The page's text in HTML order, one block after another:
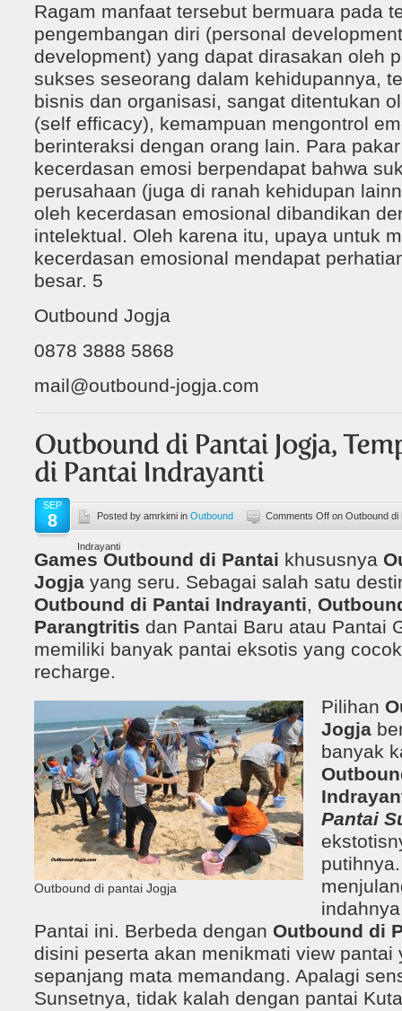
Ragam manfaat tersebut bermuara pada
pengembangan diri (personal
development) yang dapat dirasakan oleh
sukses seseorang dalam kehidupannya,
bisnis dan organisasi, sangat ditentukan
(self efficacy), kemampuan mengontrol
berinteraksi dengan orang lain. Para
kecerdasan emosi berpendapat bahwa
perusahaan (juga di ranah kehidupan
oleh kecerdasan emosional dibandikan
intelektual. Oleh karena itu, upaya untuk
kecerdasan emosional mendapat
besar. 5
Outbound Jogja
0878 3888 5868
mail@outbound-jogja.com
Posted by amrkimi in Outbound Comments Off on Outbound di
Indrayanti
SEP
8
Games Outbound di Pantai khususnya
Jogja yang seru. Sebagai salah satu
Outbound di Pantai Indrayanti,
Parangtritis dan Pantai Baru atau Pantai
memiliki banyak pantai eksotis yang
recharge.
Outbound di pantai Jogja
Pilihan
Jogja
banyak
Pantai
Pantai ini. Berbeda dengan Outbound di
disini peserta akan menikmati view pantai
sepanjang mata memandang. Apalagi
Sunsetnya, tidak kalah dengan pantai